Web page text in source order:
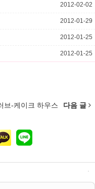
2012-02-02
2012-01-29
2012-01-25
2012-01-25
브-케이크 하우스 다음 글